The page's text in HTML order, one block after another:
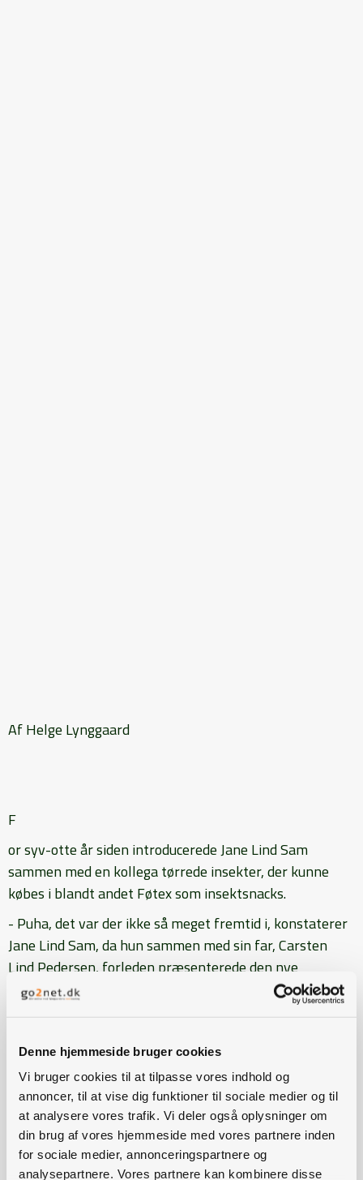
Denne hjemmeside bruger cookies
Vi bruger cookies til at tilpasse vores indhold og
annoncer, til at vise dig funktioner til sociale medier og til
at analysere vores trafik. Vi deler også oplysninger om
din brug af vores hjemmeside med vores partnere inden
for sociale medier, annonceringspartnere og
analysepartnere. Vores partnere kan kombinere disse
Af Helge Lynggaard
F
or syv-otte år siden introducerede Jane Lind Sam
sammen med en kollega tørrede insekter, der kunne
købes i blandt andet Føtex som insektsnacks.
- Puha, det var der ikke så meget fremtid i, konstaterer
Jane Lind Sam, da hun sammen med sin far, Carsten
Lind Pedersen, forleden præsenterede den nye
insektfabrik i Flemming mellem Horsens og Vejle ved et
pressearrangement.
De havde allerede dengang en drøm om at etablere en
insektfabrik, men det blev først realistisk, da Carsten
Lind Pedersen kom med i virksomheden og de sammen
stiftede Enorm Biofactory A/S i 2017 og købte en
nedlagt fjerkræejendom. I staldene blev der opført et
pilotanlæg, hvor der blandt andet kunne laves forsøg
med reproduktion af insekterne, opsamling af æg,